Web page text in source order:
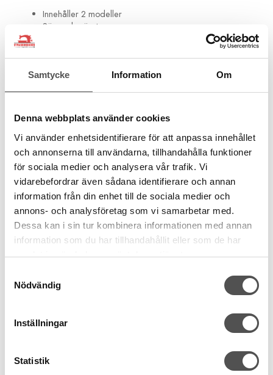
Samtycke Information Om
Denna webbplats använder cookies
Vi använder enhetsidentifierare för att anpassa innehållet
och annonserna till användarna, tillhandahålla funktioner
för sociala medier och analysera vår trafik. Vi
vidarebefordrar även sådana identifierare och annan
information från din enhet till de sociala medier och
annons- och analysföretag som vi samarbetar med.
Dessa kan i sin tur kombinera informationen med annan
information som du har tillhandahållit eller som de har
samlat in när du har använt deras tjänster.
Nödvändig
Inställningar
Statistik
Innehåller 2 modeller
Sömnadsmönster
Artikelnummer:
Rekommenderade tillbehör till denna produkt